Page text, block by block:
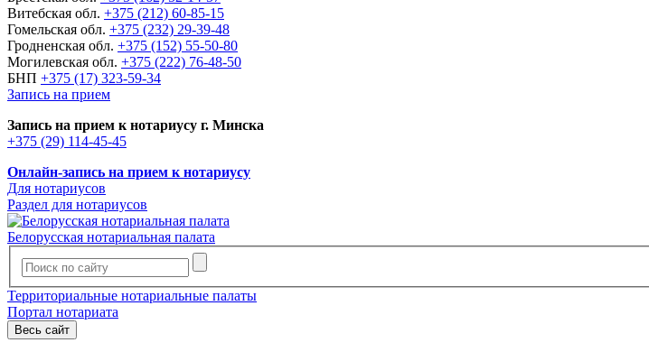
Витебская обл. +375 (212) 60-85-15
Гомельская обл. +375 (232) 29-39-48
Гродненская обл. +375 (152) 55-50-80
Могилевская обл. +375 (222) 76-48-50
БНП +375 (17) 323-59-34
Запись на прием
Запись на прием к нотариусу г. Минска
+375 (29) 114-45-45
Онлайн-запись на прием к нотариусу
Для нотариусов
Раздел для нотариусов
Белорусская нотариальная палата
Территориальные нотариальные палаты
Портал нотариата
Весь сайт